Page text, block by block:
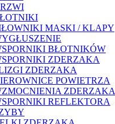
MASKI / KLAPY
BŁOTNIKÓW
ZDERZAKA
ZDERZAKA
POWIETRZA
ZDERZAKA
REFLEKTORA